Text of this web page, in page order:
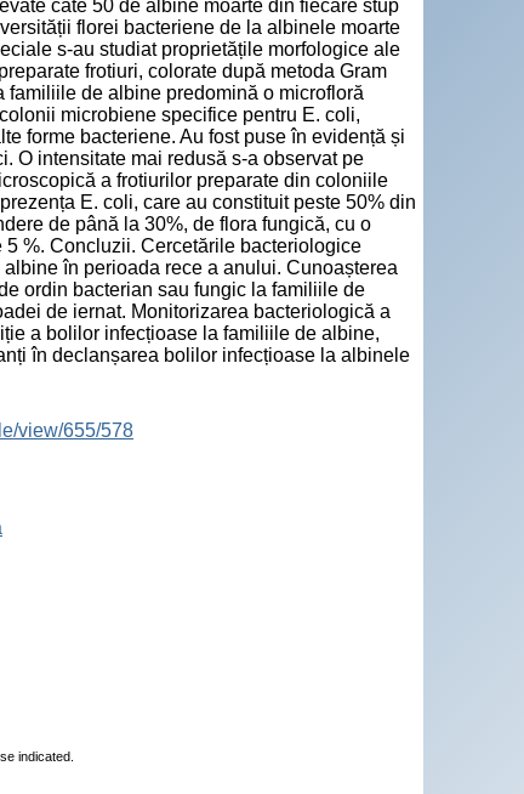
câte 50 de albine moarte din fiecare stup
florei bacteriene de la albinele moarte
s-au studiat proprietățile morfologice ale
frotiuri, colorate după metoda Gram
de albine predomină o microfloră
microbiene specifice pentru E. coli,
forme bacteriene. Au fost puse în evidență și
O intensitate mai redusă s-a observat pe
a frotiurilor preparate din coloniile
E. coli, care au constituit peste 50% din
de până la 30%, de flora fungică, cu o
%. Concluzii. Cercetările bacteriologice
în perioada rece a anului. Cunoașterea
ordin bacterian sau fungic la familiile de
de iernat. Monitorizarea bacteriologică a
a bolilor infecțioase la familiile de albine,
în declanșarea bolilor infecțioase la albinele
view/655/578
indicated.